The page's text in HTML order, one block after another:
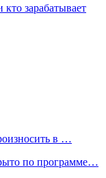
зарабатывает
в …
по программе…